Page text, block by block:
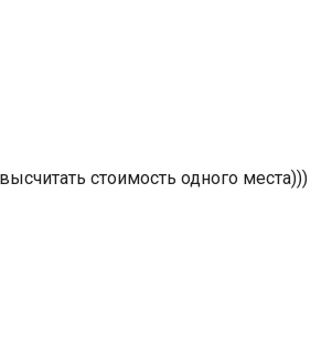
стоимость одного места)))